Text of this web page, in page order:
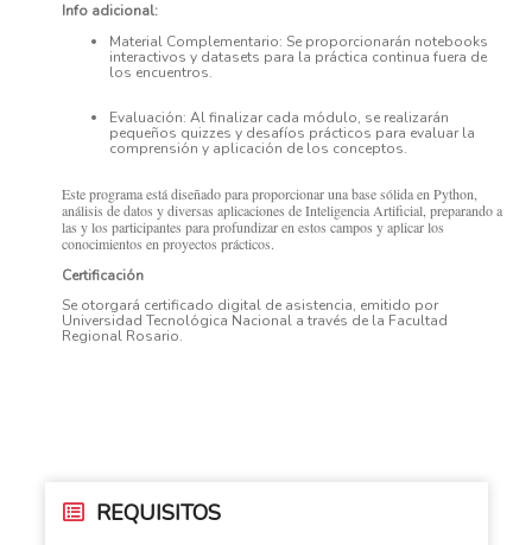
Info adicional:
Material Complementario: Se proporcionarán notebooks
interactivos y datasets para la práctica continua fuera de
los encuentros.
Evaluación: Al finalizar cada módulo, se realizarán
pequeños quizzes y desafíos prácticos para evaluar la
comprensión y aplicación de los conceptos.
Este programa está diseñado para proporcionar una base sólida en Python,
análisis de datos y diversas aplicaciones de Inteligencia Artificial, preparando a
las y los participantes para profundizar en estos campos y aplicar los
conocimientos en proyectos prácticos.
Certificación
Se otorgará certificado digital de asistencia, emitido por
Universidad Tecnológica Nacional a través de la Facultad
Regional Rosario.
REQUISITOS